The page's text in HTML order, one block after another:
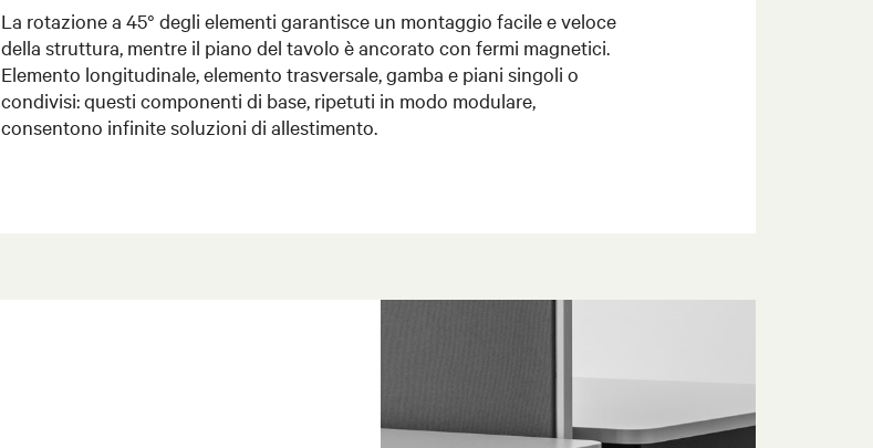
La rotazione a 45° degli elementi garantisce un montaggio facile e veloce
della struttura, mentre il piano del tavolo è ancorato con fermi magnetici.
Elemento longitudinale, elemento trasversale, gamba e piani singoli o
condivisi: questi componenti di base, ripetuti in modo modulare,
consentono infinite soluzioni di allestimento.